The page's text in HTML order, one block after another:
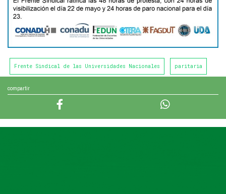
compartir
Frente Sindical de las Universidades Nacionales paritaria